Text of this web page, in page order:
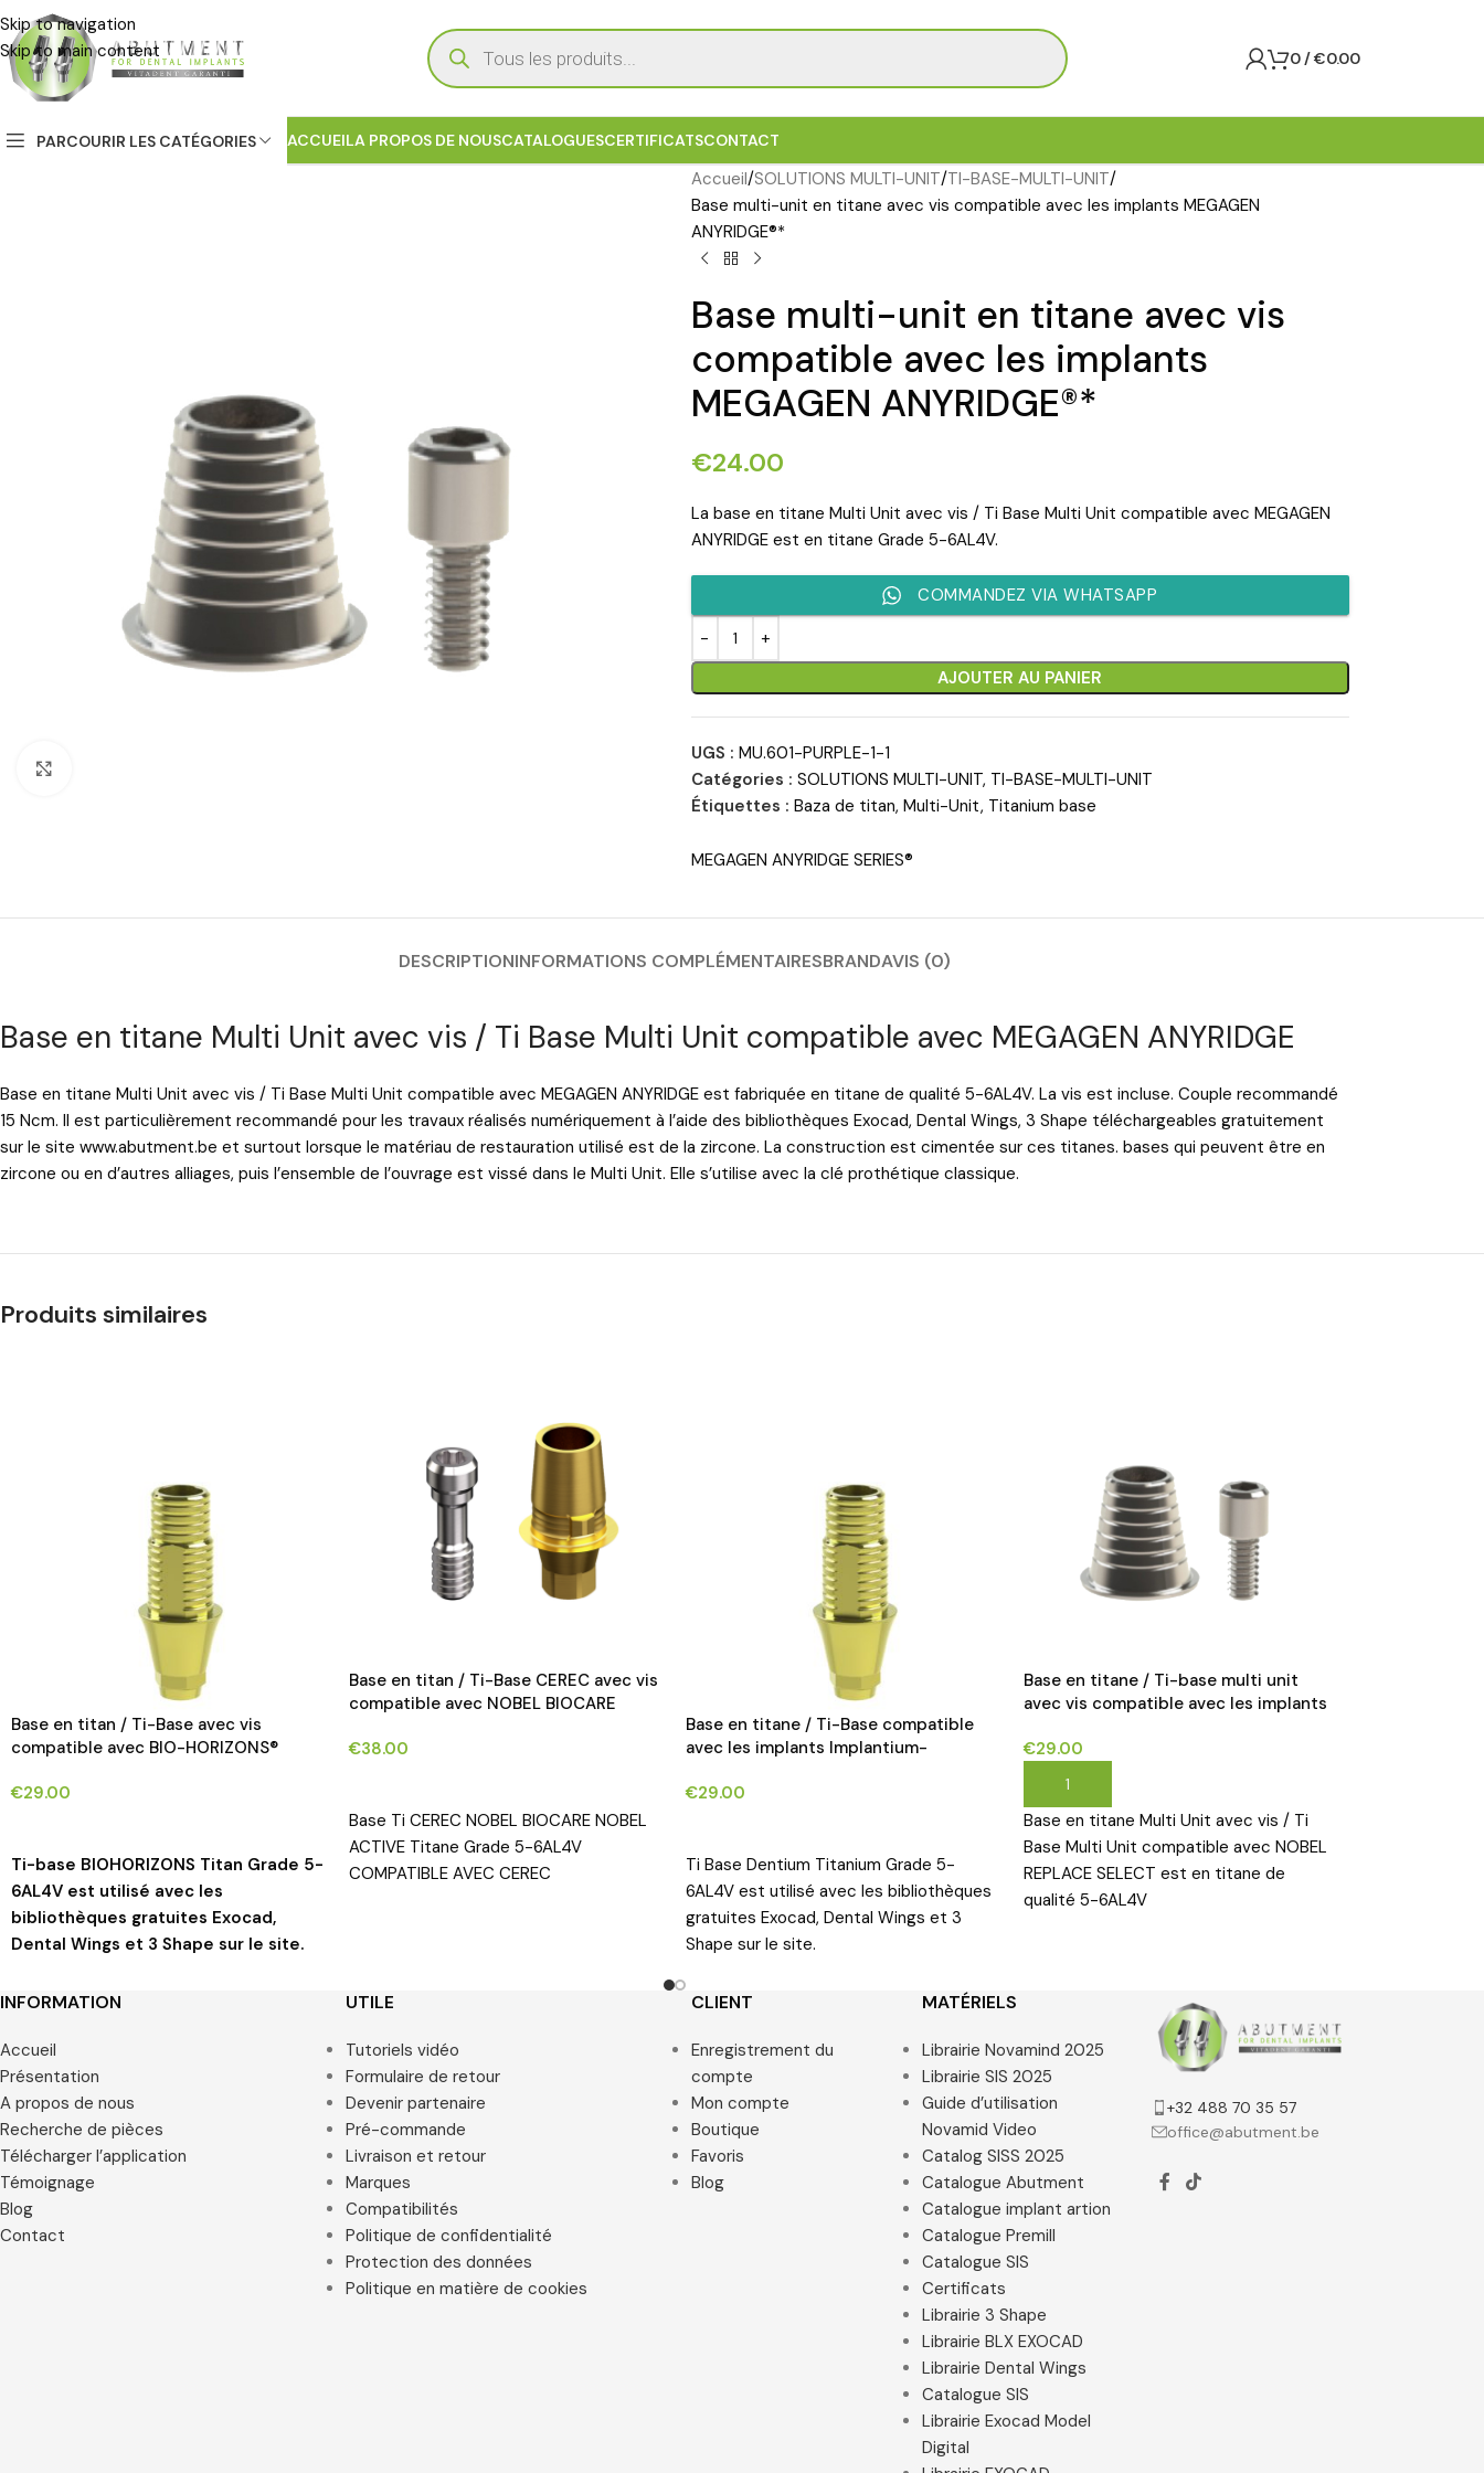
Skip to navigation
Skip to main content
0 /€0.00
PARCOURIR LES CATÉGORIES ACCUEILA PROPOS DE NOUSCATALOGUESCERTIFICATSCONTACT
Accueil SOLUTIONS MULTI-UNIT TI-BASE-MULTI-UNIT
Base multi-unit en titane avec vis compatible avec les implants MEGAGEN
ANYRIDGE®*
Base multi-unit en titane avec vis
compatible avec les implants
MEGAGEN ANYRIDGE®*
€24.00
La base en titane Multi Unit avec vis / Ti Base Multi Unit compatible avec MEGAGEN
ANYRIDGE est en titane Grade 5-6AL4V.
AJOUTER AU PANIER
COMMANDEZ VIA WHATSAPP
UGS : MU.601-PURPLE-1-1
Catégories : SOLUTIONS MULTI-UNIT, TI-BASE-MULTI-UNIT
Étiquettes : Baza de titan, Multi-Unit, Titanium base
MEGAGEN ANYRIDGE SERIES®
DESCRIPTIONINFORMATIONS COMPLÉMENTAIRESBRANDAVIS (0)
Base en titane Multi Unit avec vis / Ti Base Multi Unit compatible avec MEGAGEN ANYRIDGE
Base en titane Multi Unit avec vis / Ti Base Multi Unit compatible avec MEGAGEN ANYRIDGE est fabriquée en titane de qualité 5-6AL4V. La vis est incluse. Couple recommandé
15 Ncm. Il est particulièrement recommandé pour les travaux réalisés numériquement à l’aide des bibliothèques Exocad, Dental Wings, 3 Shape téléchargeables gratuitement
sur le site www.abutment.be et surtout lorsque le matériau de restauration utilisé est de la zircone. La construction est cimentée sur ces titanes. bases qui peuvent être en
zircone ou en d’autres alliages, puis l’ensemble de l’ouvrage est vissé dans le Multi Unit. Elle s’utilise avec la clé prothétique classique.
Produits similaires
Base en titan / Ti-Base avec vis
compatible avec BIO-HORIZONS®
€29.00
Ti-base BIOHORIZONS Titan Grade 5-
6AL4V est utilisé avec les
bibliothèques gratuites Exocad,
Dental Wings et 3 Shape sur le site.
Base en titan / Ti-Base CEREC avec vis
compatible avec NOBEL BIOCARE
€38.00
Base Ti CEREC NOBEL BIOCARE NOBEL
ACTIVE Titane Grade 5-6AL4V
COMPATIBLE AVEC CEREC
Base en titane / Ti-Base compatible
avec les implants Implantium-
€29.00
Ti Base Dentium Titanium Grade 5-
6AL4V est utilisé avec les bibliothèques
gratuites Exocad, Dental Wings et 3
Shape sur le site.
Base en titane / Ti-base multi unit
avec vis compatible avec les implants
€29.00
AJOUTER AU PANIER
Base en titane Multi Unit avec vis / Ti
Base Multi Unit compatible avec NOBEL
REPLACE SELECT est en titane de
qualité 5-6AL4V
INFORMATION
Accueil
Présentation
A propos de nous
Recherche de pièces
Télécharger l’application
Témoignage
Blog
Contact
UTILE
Tutoriels vidéo
Formulaire de retour
Devenir partenaire
Pré-commande
Livraison et retour
Marques
Compatibilités
Politique de confidentialité
Protection des données
Politique en matière de cookies
CLIENT
Enregistrement du
compte
Mon compte
Boutique
Favoris
Blog
MATÉRIELS
Librairie Novamind 2025
Librairie SIS 2025
Guide d’utilisation
Novamid Video
Catalog SISS 2025
Catalogue Abutment
Catalogue implant artion
Catalogue Premill
Catalogue SIS
Certificats
Librairie 3 Shape
Librairie BLX EXOCAD
Librairie Dental Wings
Catalogue SIS
Librairie Exocad Model
Digital
+32 488 70 35 57
office@abutment.be